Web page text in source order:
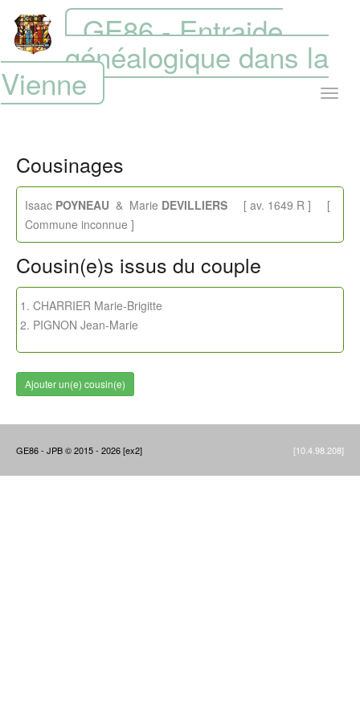
GE86 - Entraide
généalogique dans la
Vienne
Cousinages
Isaac POYNEAU & Marie DEVILLIERS [ av. 1649 R ] [
Commune inconnue ]
Cousin(e)s issus du couple
CHARRIER Marie-Brigitte
PIGNON Jean-Marie
Ajouter un(e) cousin(e)
GE86 - JPB © 2015 - 2026 [ex2] [10.4.98.208]